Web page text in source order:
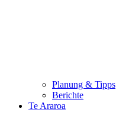
Planung & Tipps
Berichte
Te Araroa